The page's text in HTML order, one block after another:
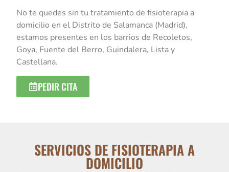
No te quedes sin tu tratamiento de fisioterapia a
domicilio en el Distrito de Salamanca (Madrid),
estamos presentes en los barrios de Recoletos,
Goya, Fuente del Berro, Guindalera, Lista y
Castellana.
PEDIR CITA
SERVICIOS DE FISIOTERAPIA A
DOMICILIO